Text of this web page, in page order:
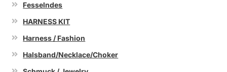
Fesselndes
HARNESS KIT
Harness / Fashion
Halsband/Necklace/Choker